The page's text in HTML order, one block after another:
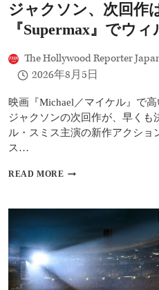
ジャクソン、次回作
『Supermax』でウ
The Hollywood Reporter
2026年8月5日
映画『Michael／マイケル』で
ジャクソンの次回作が、早くも
ル・スミス主演の新作アクショ
ス…
READ MORE 『MICHAEL
イ
主
演
ジ
ャ